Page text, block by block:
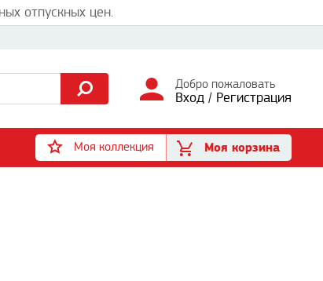
отпускных цен.
Добро пожаловать
Вход / Регистрация
Моя коллекция Моя корзина